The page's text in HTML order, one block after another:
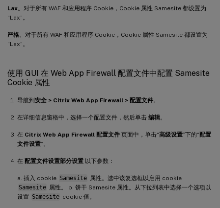
Lax。对于所有 WAF 和应用程序 Cookie，Cookie 属性 Samesite 都设置为
“Lax”。
严格。对于所有 WAF 和应用程序 Cookie，Cookie 属性 Samesite 都设置为
“Lax”。
使用 GUI 在 Web App Firewall 配置文件中配置 Samesite
Cookie 属性
导航到安全 > Citrix Web App Firewall > 配置文件。
在详细信息窗格中，选择一个配置文件，然后单击 编辑。
在 Citrix Web App Firewall 配置文件 页面中，单击“高级设置”下的“配置
文件设置”。
在 配置文件设置部分设置 以下参数：
a. 插入 cookie Samesite 属性。选中该复选框以启用 cookie
Samesite 属性。 b. 饼干 Samesite 属性。从下拉列表中选择一个选项以
设置 Samesite cookie 值。